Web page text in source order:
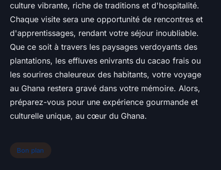
culture vibrante, riche de traditions et d'hospitalité.
Chaque visite sera une opportunité de rencontres et
d'apprentissages, rendant votre séjour inoubliable.
Que ce soit à travers les paysages verdoyants des
plantations, les effluves enivrants du cacao frais ou
les sourires chaleureux des habitants, votre voyage
au Ghana restera gravé dans votre mémoire. Alors,
préparez-vous pour une expérience gourmande et
culturelle unique, au cœur du Ghana.
Bon plan